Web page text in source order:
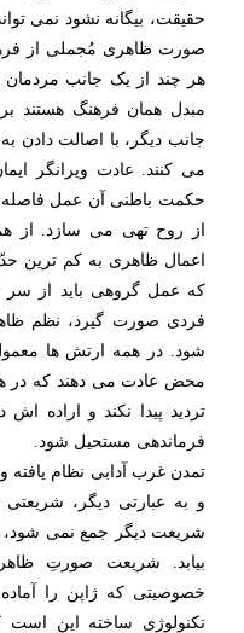
حقیقت، بیگانه نشود نمی
صورت ظاهری مُجملی از
هر چند از یک جانب
مبدل همان فرهنگ هستند بر
جانب دیگر، با اصالت دادن
می کنند. عادت ویرانگر
حکمت باطنی آن عمل فاصله
از روح تهی می سازد. از
اعمال ظاهری به کم ترین
که عمل گروهی باید از سر
فردی صورت گیرد، نظم
شود. در همه ارتش ها
محض عادت می دهند که در
تردید پیدا نکند و اراده
فرماندهی مستحیل شود.
تمدن غرب آدابی نظام
و به عبارتی دیگر،
شریعت دیگر جمع نمی شود،
بیابد. شریعت صورتِ
خصوصیتی که ژاپن را
تکنولوژی ساخته این است